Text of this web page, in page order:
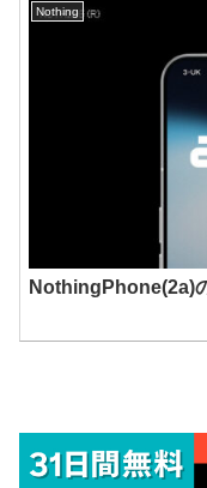
Nothing
NothingPhone(2a)